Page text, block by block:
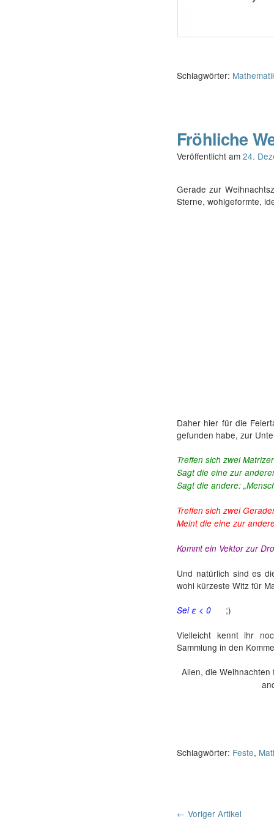
Schlagwörter:
Fröhliche
Veröffentlicht am 24.
Gerade zur
Sterne, wohlgeformte,
Daher hier für die
gefunden habe, zur
Treffen sich zwei
Sagt die eine zur
Sagt die andere:
Treffen sich zwei
Meint die eine zur
Kommt ein Vektor zur
Und natürlich sind es
wohl kürzeste Witz für
Sei ε < 0 ;)
Vielleicht kennt ihr
Sammlung in den
Allen, die
Schlagwörter: Feste,
Post
← Voriger Artikel